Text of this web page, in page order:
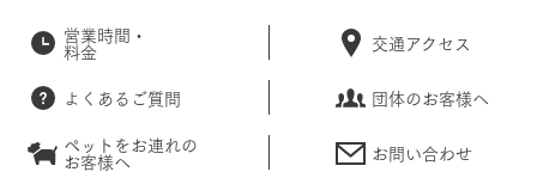
営業時間・
料金 交通アクセス
よくあるご質問
団体のお客様へ
ペットをお連れの
お客様へ お問い合わせ